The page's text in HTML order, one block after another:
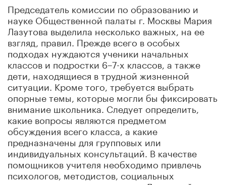
Председатель комиссии по образованию и
науке Общественной палаты г. Москвы Мария
Лазутова выделила несколько важных, на ее
взгляд, правил. Прежде всего в особых
подходах нуждаются ученики начальных
классов и подростки 6–7-х классов, а также
дети, находящиеся в трудной жизненной
ситуации. Кроме того, требуется выбрать
опорные темы, которые могли бы фиксировать
внимание школьника. Следует определить,
какие вопросы являются предметом
обсуждения всего класса, а какие
предназначены для групповых или
индивидуальных консультаций. В качестве
помощников учителя необходимо привлечь
психологов, методистов, социальных